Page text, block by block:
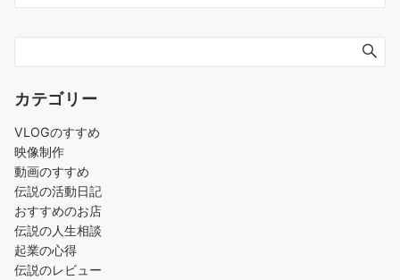
シ
ョ
カテゴリー
VLOGのすすめ
映像制作
動画のすすめ
伝説の活動日記
おすすめのお店
伝説の人生相談
起業の心得
伝説のレビュー